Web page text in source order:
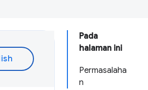
Pada
halaman ini
Permasalaha
n